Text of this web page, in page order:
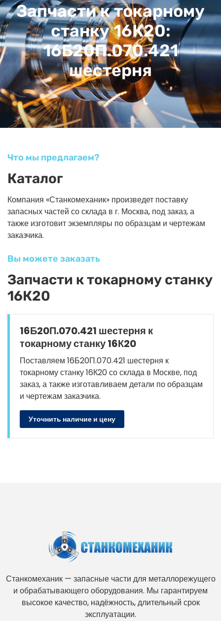
Запчасти к токарному
станку 16К20:
16Б20П.070.421
шестерня
Что мы предлагаем?
Каталог
Компания «Станкомеханик» произведет поставку
запасных частей со склада в г. Москва, под заказ, а
также изготовит экземпляры по образцам и чертежам
заказчика.
Вы можете заказать
Запчасти к токарному станку
16К20
16Б20П.070.421 шестерня к
токарному станку 16К20
Поставляем 16Б20П.070.421 шестерня к
токарному станку 16К20 со склада в Москве, под
заказ, а также изготавливаем детали по образцам
и чертежам заказчика.
Уточнить наличие и цену
Станкомеханик — запасные части для металлорежущего
и обрабатывающего оборудования. Мы гарантируем
высокое качество, надёжность, длительный срок
эксплуатации.